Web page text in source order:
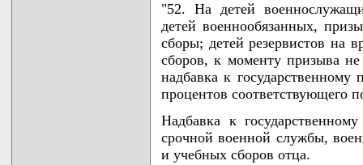
"52. На детей
детей военнообязанных,
сборы; детей резервистов на
сборов, к моменту призыва
надбавка к
процентов соответствующего
Надбавка к
срочной военной службы,
и учебных сборов отца.